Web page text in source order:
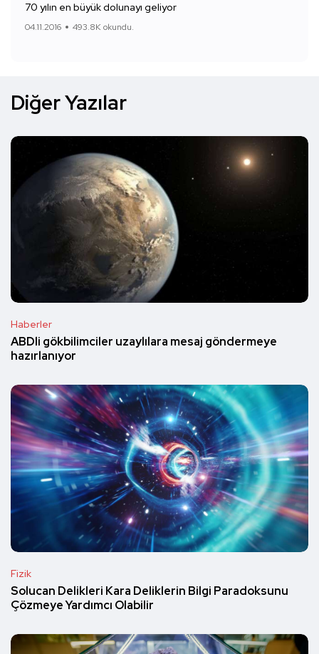
70 yılın en büyük dolunayı geliyor
04.11.2016 493.8K okundu.
Diğer Yazılar
Haberler
ABDli gökbilimciler uzaylılara mesaj göndermeye
hazırlanıyor
Fizik
Solucan Delikleri Kara Deliklerin Bilgi Paradoksunu
Çözmeye Yardımcı Olabilir